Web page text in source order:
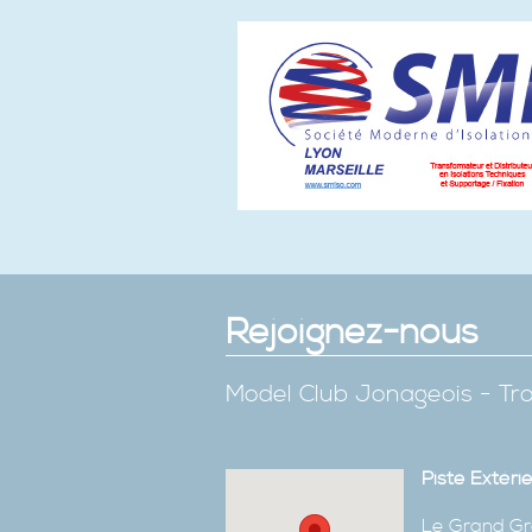
Rejoignez-nous
Model Club Jonageois -
Piste
Le Grand